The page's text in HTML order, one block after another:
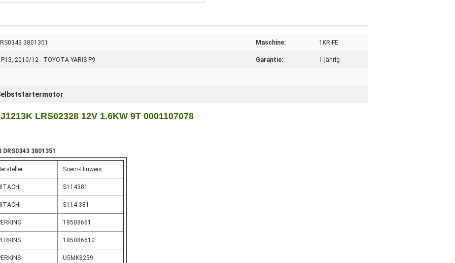
3801351 Maschine: 1KR-FE
2010/12 - TOYOTA YARIS P9 Garantie: 1-jährig
LRS02328 12V 1.6KW 9T 0001107078
3801351
Soem-Hinweis
S114381
S114-381
18508661
185086610
U5MK8259